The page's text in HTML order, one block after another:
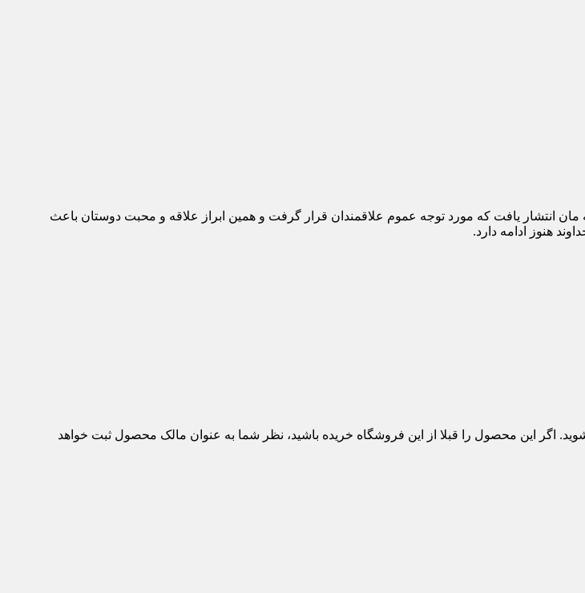
فنی جوانان جامعه مان انتشار یافت که مورد توجه عموم علاقمندان قرار گرفت و همین ابراز علاقه و محبت دوستان باعث
هنوز ادامه دارد.
اگر این محصول را قبلا از این فروشگاه خریده باشید، نظر شما به عنوان مالک محصول ثبت خواهد